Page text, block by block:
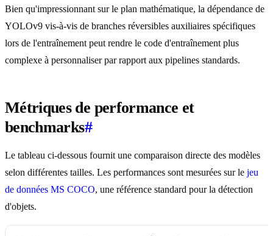
Bien qu'impressionnant sur le plan mathématique, la dépendance de
YOLOv9 vis-à-vis de branches réversibles auxiliaires spécifiques
lors de l'entraînement peut rendre le code d'entraînement plus
complexe à personnaliser par rapport aux pipelines standards.
Métriques de performance et
benchmarks#
Le tableau ci-dessous fournit une comparaison directe des modèles
selon différentes tailles. Les performances sont mesurées sur le jeu
de données MS COCO, une référence standard pour la détection
d'objets.